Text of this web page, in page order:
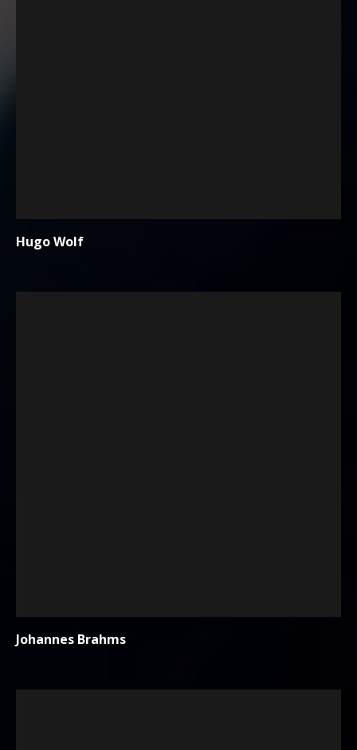
Hugo Wolf
Johannes Brahms